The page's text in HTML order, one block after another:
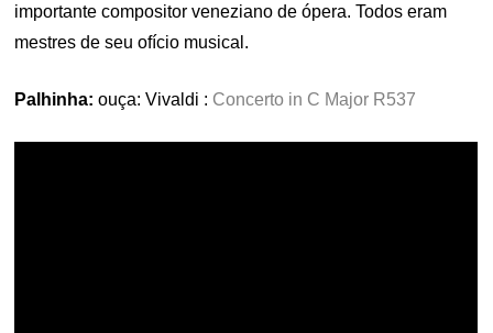
importante compositor veneziano de ópera. Todos eram
mestres de seu ofício musical.
Palhinha: ouça: Vivaldi : Concerto in C Major R537